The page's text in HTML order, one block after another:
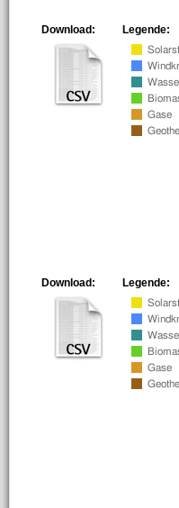
Legende:
Download:
Legende:
Download: